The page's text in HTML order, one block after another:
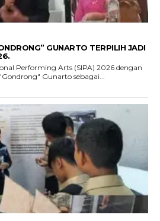
GUNARTO TERPILIH JADI
Performing Arts (SIPA) 2026 dengan
Gunarto sebagai...